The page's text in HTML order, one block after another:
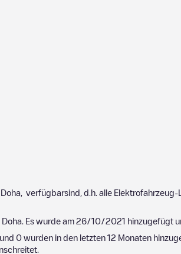
Doha , verfügbarsind, d.h. alle
. Es wurde am 26/10/2021 hinzugefügt
0 wurden in den letzten 12 Monaten